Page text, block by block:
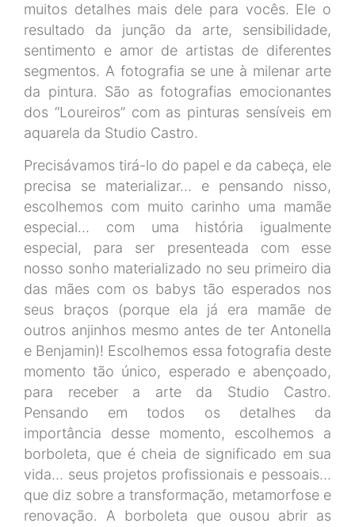
muitos detalhes mais dele para vocês. Ele o
resultado da junção da arte, sensibilidade,
sentimento e amor de artistas de diferentes
segmentos. A fotografia se une à milenar arte
da pintura. São as fotografias emocionantes
dos “Loureiros” com as pinturas sensíveis em
aquarela da Studio Castro.
Precisávamos tirá-lo do papel e da cabeça, ele
precisa se materializar… e pensando nisso,
escolhemos com muito carinho uma mamãe
especial… com uma história igualmente
especial, para ser presenteada com esse
nosso sonho materializado no seu primeiro dia
das mães com os babys tão esperados nos
seus braços (porque ela já era mamãe de
outros anjinhos mesmo antes de ter Antonella
e Benjamin)! Escolhemos essa fotografia deste
momento tão único, esperado e abençoado,
para receber a arte da Studio Castro.
Pensando em todos os detalhes da
importância desse momento, escolhemos a
borboleta, que é cheia de significado em sua
vida… seus projetos profissionais e pessoais…
que diz sobre a transformação, metamorfose e
renovação. A borboleta que ousou abrir as